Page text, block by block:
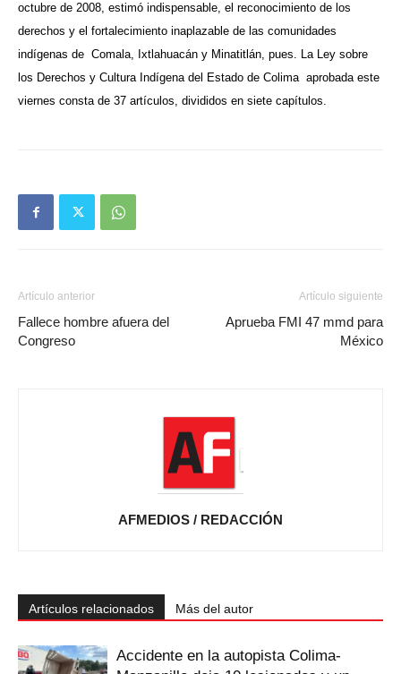
octubre de 2008, estimó indispensable, el reconocimiento de los
derechos y el fortalecimiento inaplazable de las comunidades
indígenas de Comala, Ixtlahuacán y Minatitlán, pues. La Ley sobre
los Derechos y Cultura Indígena del Estado de Colima aprobada este
viernes consta de 37 artículos, divididos en siete capítulos.
Artículo anterior
Fallece hombre afuera del
Congreso
Artículo siguiente
Aprueba FMI 47 mmd para
México
AFMEDIOS / REDACCIÓN
Artículos relacionados Más del autor
Accidente en la autopista Colima-